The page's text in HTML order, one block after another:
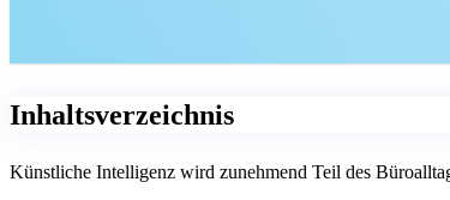
Inhaltsverzeichnis
Künstliche Intelligenz wird zunehmend Teil des